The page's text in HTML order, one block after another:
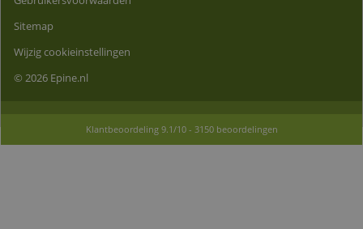
Sitemap
Wijzig cookieinstellingen
© 2026 Epine.nl
Klantbeoordeling 9.1/10- 3150beoordelingen